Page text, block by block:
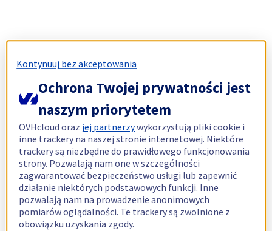
Kontynuuj bez akceptowania
Ochrona Twojej prywatności jest
naszym priorytetem
OVHcloud oraz jej partnerzywykorzystują pliki cookie i
inne trackery na naszej stronie internetowej. Niektóre
trackery są niezbędne do prawidłowego funkcjonowania
strony. Pozwalają nam one w szczególności
zagwarantować bezpieczeństwo usługi lub zapewnić
działanie niektórych podstawowych funkcji. Inne
pozwalają nam na prowadzenie anonimowych
pomiarów oglądalności. Te trackery są zwolnione z
obowiązku uzyskania zgody.